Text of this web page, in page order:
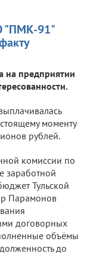
"ПМК-91"
на предприятии
моменту
рублей.
комиссии по
заработной
Тульской
Парамонов
договорных
объёмы
до